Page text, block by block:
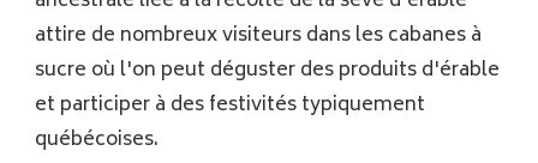
attire de nombreux visiteurs dans les cabanes à
sucre où l'on peut déguster des produits d'érable
et participer à des festivités typiquement
québécoises.